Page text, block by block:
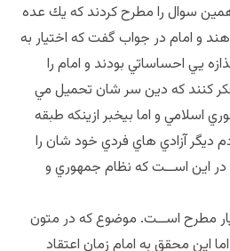
همين سوال را مطرح كردند كه يك عده
و امام در جواب گفت كه اختيار به
يي احساساتي بودند و امام را
كنند كه دين سر شان تحميل مي
اسلامي و اما بيخبر ازينكه طبقه
ديگر آزادي هاي فردي خود شان را
در اين اســت كه نظام جمهوري و
مطرح اســت. موضوع كه در متون
اين محقق به امام زمان اعتقاد